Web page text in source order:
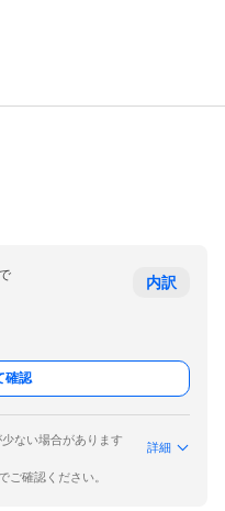
内訳
確認
ない場合があります
詳細
ご確認ください。